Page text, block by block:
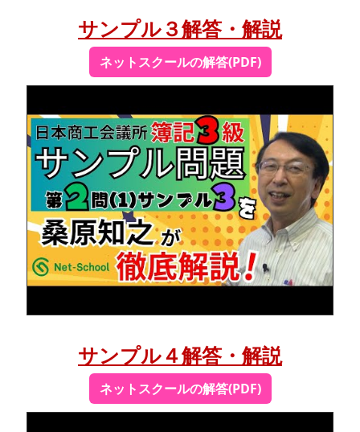
サンプル３解答・解説
ネットスクールの解答(PDF)
サンプル４解答・解説
ネットスクールの解答(PDF)